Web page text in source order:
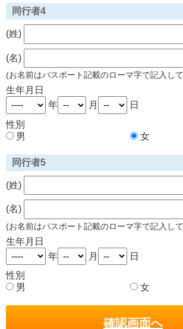
同行者4
(姓)
(名)
(お名前はパスポート記載のローマ字で記入し
生年月日
年
月
日
性別
男
女
同行者5
(姓)
(名)
(お名前はパスポート記載のローマ字で記入し
生年月日
年
月
日
性別
男
女
確認画面へ